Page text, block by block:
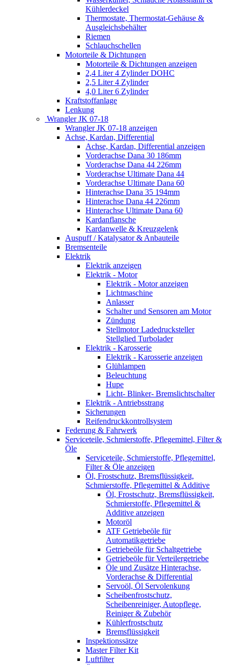
Kühlerdeckel
Thermostate, Thermostat-Gehäuse &
Ausgleichsbehälter
Riemen
Schlauchschellen
Motorteile & Dichtungen
Motorteile & Dichtungen anzeigen
2,4 Liter 4 Zylinder DOHC
2,5 Liter 4 Zylinder
4,0 Liter 6 Zylinder
Kraftstoffanlage
Lenkung
Wrangler JK 07-18
Wrangler JK 07-18 anzeigen
Achse, Kardan, Differential
Achse, Kardan, Differential anzeigen
Vorderachse Dana 30 186mm
Vorderachse Dana 44 226mm
Vorderachse Ultimate Dana 44
Vorderachse Ultimate Dana 60
Hinterachse Dana 35 194mm
Hinterachse Dana 44 226mm
Hinterachse Ultimate Dana 60
Kardanflansche
Kardanwelle & Kreuzgelenk
Auspuff / Katalysator & Anbauteile
Bremsenteile
Elektrik
Elektrik anzeigen
Elektrik - Motor
Elektrik - Motor anzeigen
Lichtmaschine
Anlasser
Schalter und Sensoren am Motor
Zündung
Stellmotor Ladedrucksteller
Stellglied Turbolader
Elektrik - Karosserie
Elektrik - Karosserie anzeigen
Glühlampen
Beleuchtung
Hupe
Licht- Blinker- Bremslichtschalter
Elektrik - Antriebsstrang
Sicherungen
Reifendruckkontrollsystem
Federung & Fahrwerk
Serviceteile, Schmierstoffe, Pflegemittel, Filter &
Öle
Serviceteile, Schmierstoffe, Pflegemittel,
Filter & Öle anzeigen
Öl, Frostschutz, Bremsflüssigkeit,
Schmierstoffe, Pflegemittel & Additive
Öl, Frostschutz, Bremsflüssigkeit,
Schmierstoffe, Pflegemittel &
Additive anzeigen
Motoröl
ATF Getriebeöle für
Automatikgetriebe
Getriebeöle für Schaltgetriebe
Getriebeöle für Verteilergetriebe
Öle und Zusätze Hinterachse,
Vorderachse & Differential
Servoöl, Öl Servolenkung
Scheibenfrostschutz,
Scheibenreiniger, Autopflege,
Reiniger & Zubehör
Kühlerfrostschutz
Bremsflüssigkeit
Inspektionssätze
Master Filter Kit
Luftfilter